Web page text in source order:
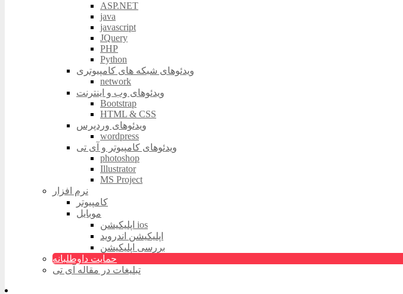
ASP.NET
java
javascript
JQuery
PHP
Python
ویدئوهای شبکه های کامپیوتری
network
ویدئوهای وب و اینترنت
Bootstrap
HTML & CSS
ویدئوهای وردپرس
wordpress
ویدئوهای کامپیوتر و آی تی
photoshop
Illustrator
MS Project
نرم افزار
کامپیوتر
موبایل
اپلیکیشن ios
اپلیکیشن اندروید
بررسی اپلیکیشن
حمایت داوطلبانه
تبلیغات در مقاله آی تی